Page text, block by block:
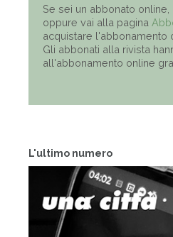
L'ultimo numero
Se sei un abbonato online,
oppure vai alla pagina
acquistare l'abbonamento
Gli abbonati alla rivista
all'abbonamento online